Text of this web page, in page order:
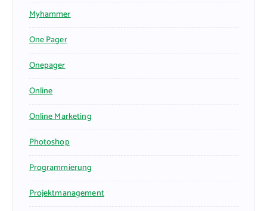
Myhammer
One Pager
Onepager
Online
Online Marketing
Photoshop
Programmierung
Projektmanagement